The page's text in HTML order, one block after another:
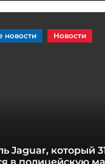
новости Новости
Jaguar, который